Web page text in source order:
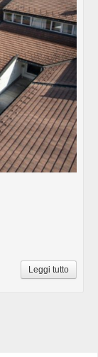
Leggi tutto